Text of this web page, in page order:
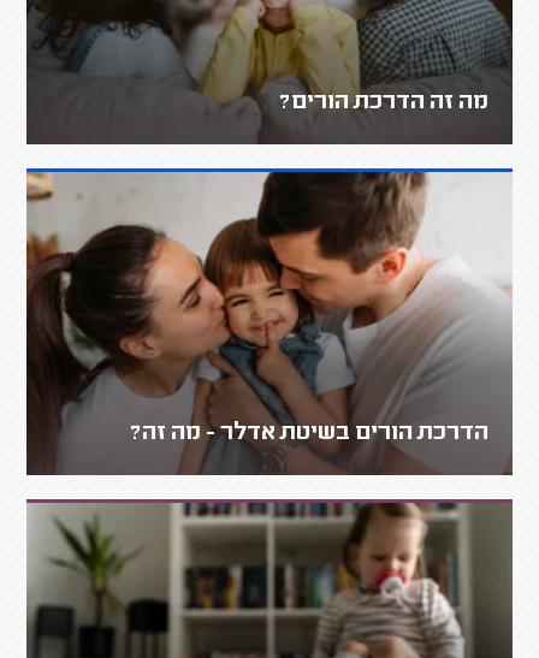
מה זה הדרכת הורים?
הדרכת הורים בשיטת אדלר - מה זה?